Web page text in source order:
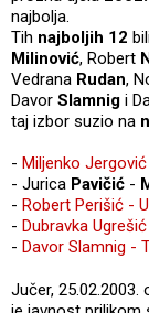
najbolja.
Tih najboljih 12
Milinović, Robert
Vedrana Rudan,
Davor Slamnig i
taj izbor suzio na
- Miljenko
- Jurica Pavičić -
- Robert Perišić -
- Dubravka
- Davor Slamnig -
Jučer,